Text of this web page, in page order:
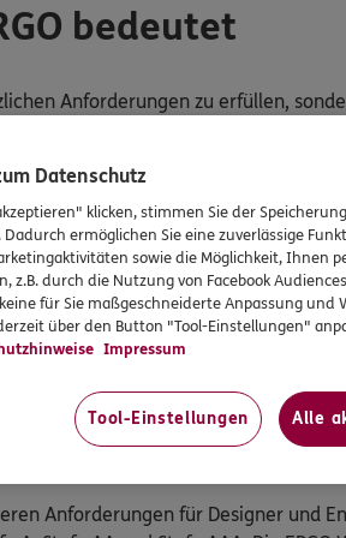
bedeutet
Anforderungen zu erfüllen,
und Inklusion in die tägliche
Formen von
und Services gut nutzen
verwendet ERGO auf den
umfasst. Mithilfe der Software
Anforderungen für Designer
Datenschutz
klicken, stimmen Sie der
ermöglichen Sie eine zuverlässige
sowie die Möglichkeit, Ihnen
z.B. durch die Nutzung von Facebook
für Sie maßgeschneiderte Anpassung und
über den Button "Tool-Einstellungen"
Impressum
Tool-Einstellungen Alle